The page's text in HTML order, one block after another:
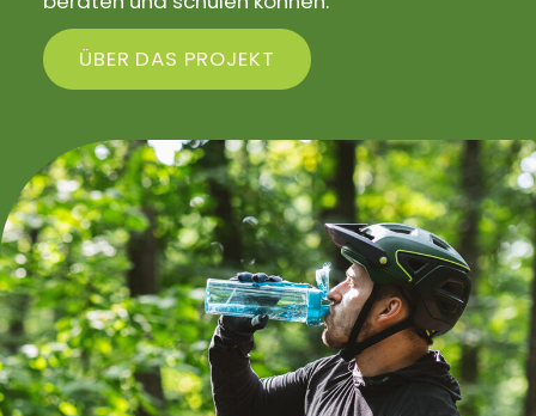
ÜBER DAS PROJEKT